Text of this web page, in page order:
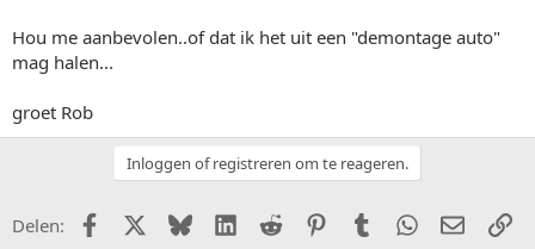
Hou me aanbevolen..of dat ik het uit een "demontage auto"
mag halen...
groet Rob
Inloggen of registreren om te reageren.
Delen: FacebookX (Twitter)
BlueskyLinkedIn
Reddit PinterestTumblr WhatsApp
E-mail